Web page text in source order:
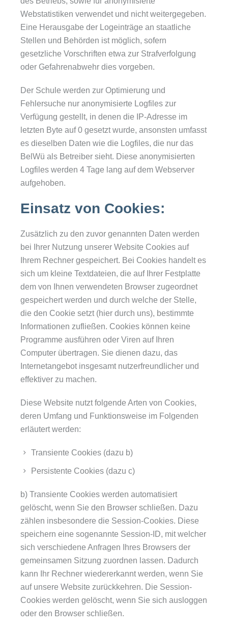
Webstatistiken verwendet und nicht weitergegeben.
Eine Herausgabe der Logeinträge an staatliche
Stellen und Behörden ist möglich, sofern
gesetzliche Vorschriften etwa zur Strafverfolgung
oder Gefahrenabwehr dies vorgeben.
Der Schule werden zur Optimierung und
Fehlersuche nur anonymisierte Logfiles zur
Verfügung gestellt, in denen die IP-Adresse im
letzten Byte auf 0 gesetzt wurde, ansonsten umfasst
es dieselben Daten wie die Logfiles, die nur das
BelWü als Betreiber sieht. Diese anonymisierten
Logfiles werden 4 Tage lang auf dem Webserver
aufgehoben.
Einsatz von Cookies:
Zusätzlich zu den zuvor genannten Daten werden
bei Ihrer Nutzung unserer Website Cookies auf
Ihrem Rechner gespeichert. Bei Cookies handelt es
sich um kleine Textdateien, die auf Ihrer Festplatte
dem von Ihnen verwendeten Browser zugeordnet
gespeichert werden und durch welche der Stelle,
die den Cookie setzt (hier durch uns), bestimmte
Informationen zufließen. Cookies können keine
Programme ausführen oder Viren auf Ihren
Computer übertragen. Sie dienen dazu, das
Internetangebot insgesamt nutzerfreundlicher und
effektiver zu machen.
Diese Website nutzt folgende Arten von Cookies,
deren Umfang und Funktionsweise im Folgenden
erläutert werden:
Transiente Cookies (dazu b)
Persistente Cookies (dazu c)
b) Transiente Cookies werden automatisiert
gelöscht, wenn Sie den Browser schließen. Dazu
zählen insbesondere die Session-Cookies. Diese
speichern eine sogenannte Session-ID, mit welcher
sich verschiedene Anfragen Ihres Browsers der
gemeinsamen Sitzung zuordnen lassen. Dadurch
kann Ihr Rechner wiedererkannt werden, wenn Sie
auf unsere Website zurückkehren. Die Session-
Cookies werden gelöscht, wenn Sie sich ausloggen
oder den Browser schließen.